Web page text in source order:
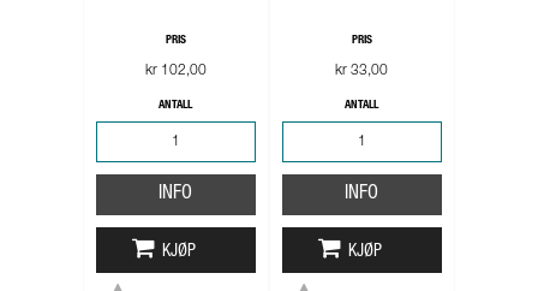
PRIS
kr 102,00
ANTALL
INFO
KJØP
PRIS
kr 33,00
ANTALL
INFO
KJØP